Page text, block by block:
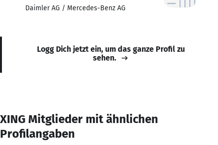
Daimler AG / Mercedes-Benz AG
Logg Dich jetzt ein, um das ganze Profil zu
sehen.
XING Mitglieder mit ähnlichen
Profilangaben